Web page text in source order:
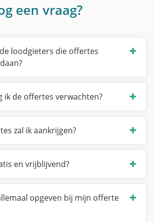
een vraag?
loodgieters die offertes
ik de offertes verwachten?
zal ik aankrijgen?
en vrijblijvend?
opgeven bij mijn offerte